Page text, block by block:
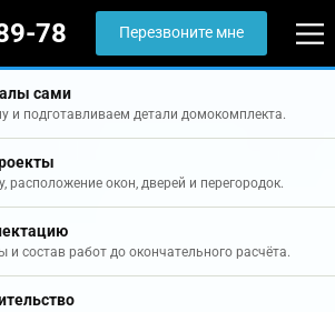
78 Перезвоните мне
сами
и подготавливаем детали домокомплекта.
расположение окон, дверей и перегородок.
состав работ до окончательного расчёта.